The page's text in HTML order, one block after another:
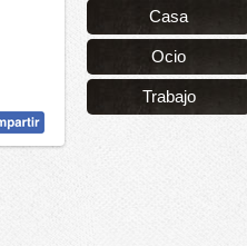
Casa
Ocio
Trabajo